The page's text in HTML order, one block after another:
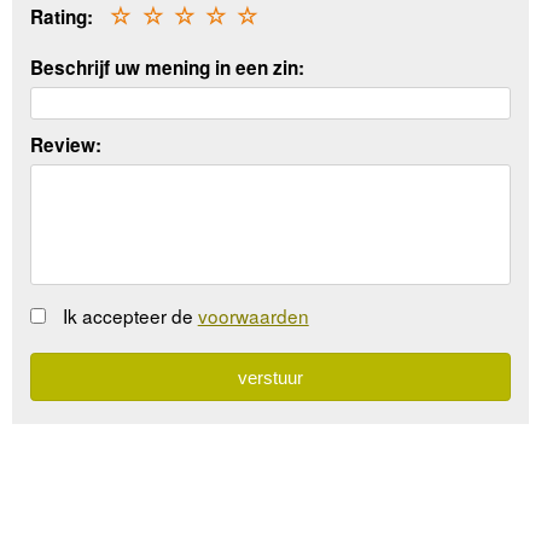
Rating: ☆
☆
☆
☆
☆
Beschrijf uw mening in een zin:
Review:
Ik accepteer de voorwaarden